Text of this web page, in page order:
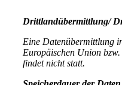
Drittlandübermittlung/
Eine Datenübermittlung
Europäischen Union
findet nicht statt.